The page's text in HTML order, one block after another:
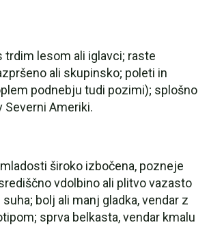
trdim lesom ali iglavci; raste
ali skupinsko; poleti in
podnebju tudi pozimi); splošno
Severni Ameriki.
široko izbočena, pozneje
vdolbino ali plitvo vazasto
suha; bolj ali manj gladka, vendar z
sprva belkasta, vendar kmalu